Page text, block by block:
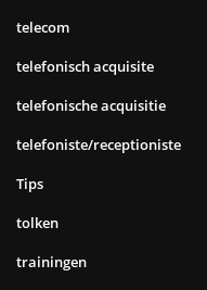
telecom
telefonisch acquisite
telefonische acquisitie
telefoniste/receptioniste
Tips
tolken
trainingen